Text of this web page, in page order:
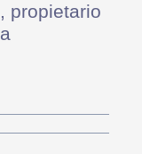
propietario